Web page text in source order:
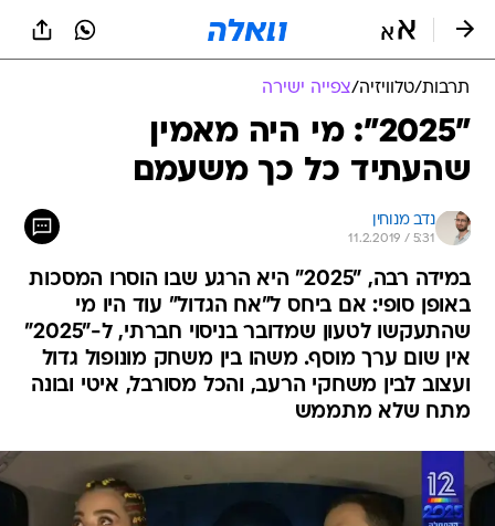
תרבות/טלוויזיה/צפייה ישירה
"2025": מי היה מאמין
שהעתיד כל כך משעמם
נדב מנוחין
11.2.2019 / 5:31
במידה רבה, "2025" היא הרגע שבו הוסרו המסכות
באופן סופי: אם ביחס ל"אח הגדול" עוד היו מי
שהתעקשו לטעון שמדובר בניסוי חברתי, ל-"2025"
אין שום ערך מוסף. משהו בין משחק מונופול גדול
ועצוב לבין משחקי הרעב, והכל מסורבל, איטי ובונה
מתח שלא מתממש